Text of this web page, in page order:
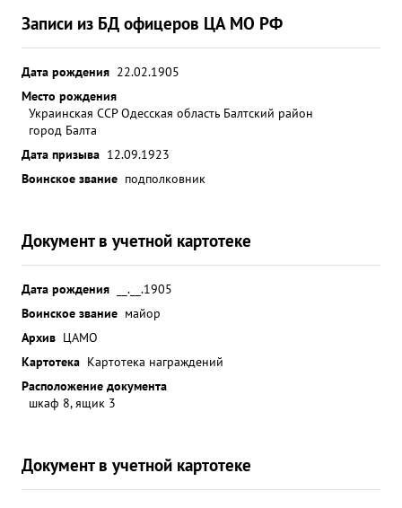
Записи из БД офицеров ЦА МО РФ
Дата рождения 22.02.1905
Место рождения
Украинская ССР Одесская область Балтский район
город Балта
Дата призыва 12.09.1923
Воинское звание подполковник
Документ в учетной картотеке
Дата рождения
__.__.1905
Воинское звание майор
Архив ЦАМО
Картотека Картотека награждений
Расположение документа
шкаф 8, ящик 3
Документ в учетной картотеке